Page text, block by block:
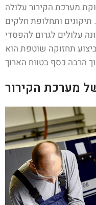
מערכת הקירור עלולה
תיקונים ותחלופת חלקים
עלולים לגרום להפסדי
ביצוע תחזוקה שוטפת הוא
מערכת הקירור